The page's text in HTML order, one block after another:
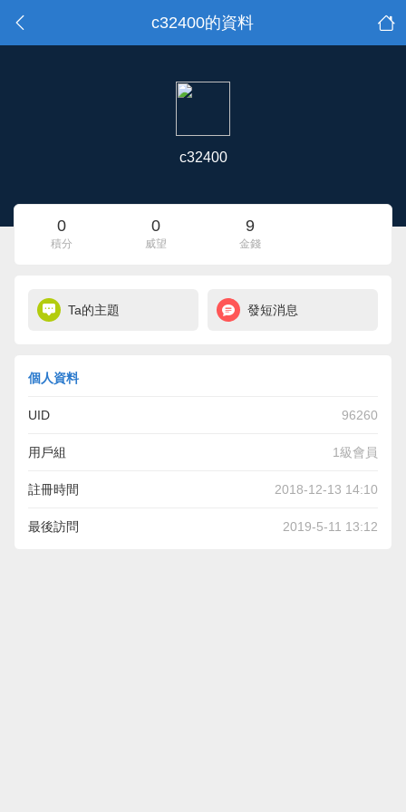
c32400的資料
c32400
0
積分
0
威望
9
金錢
Ta的主題 發短消息
個人資料
UID 96260
用戶組 1級會員
註冊時間 2018-12-13 14:10
最後訪問 2019-5-11 13:12